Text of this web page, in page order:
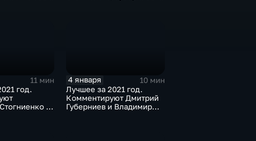
11 мин
год.
и
4 января
10 мин
Лучшее за 2021 год.
Комментируют Дмитрий
Губерниев и Владимир